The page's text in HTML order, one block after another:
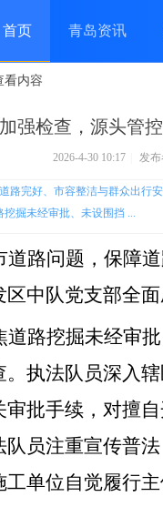
首页 青岛资讯
看内容
加强检查，源头管
2026-4-30 10:17 发布
路完好、市容整洁与群众出行
掘未经审批、未设围挡 ...
道路问题，保障
中队党支部全
道路挖掘未经审
执法队员深入
批手续，对擅
员注重宣传普
单位自觉履行